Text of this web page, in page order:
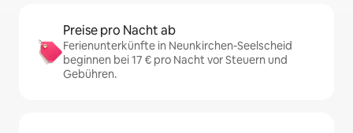
Preise pro Nacht ab
Ferienunterkünfte in Neunkirchen-Seelscheid
beginnen bei 17 € pro Nacht vor Steuern und
Gebühren.